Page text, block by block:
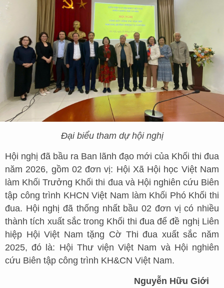
Đại biểu tham dự hội nghị
Hội nghị đã bầu ra Ban lãnh đạo mới của Khối thi đua
năm 2026, gồm 02 đơn vị: Hội Xã Hội học Việt Nam
làm Khối Trưởng Khối thi đua và Hội nghiên cứu Biên
tập công trình KHCN Việt Nam làm Khối Phó Khối thi
đua. Hội nghị đã thống nhất bầu 02 đơn vị có nhiều
thành tích xuất sắc trong Khối thi đua để đề nghị Liên
hiệp Hội Việt Nam tặng Cờ Thi đua xuất sắc năm
2025, đó là: Hội Thư viện Việt Nam và Hội nghiên
cứu Biên tập công trình KH&CN Việt Nam.
Nguyễn Hữu Giới